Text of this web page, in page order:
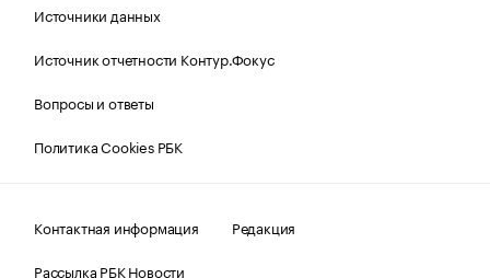
Источники данных
Источник отчетности Контур.Фокус
Вопросы и ответы
Политика Cookies РБК
Контактная информация
Редакция
Рассылка РБК Новости